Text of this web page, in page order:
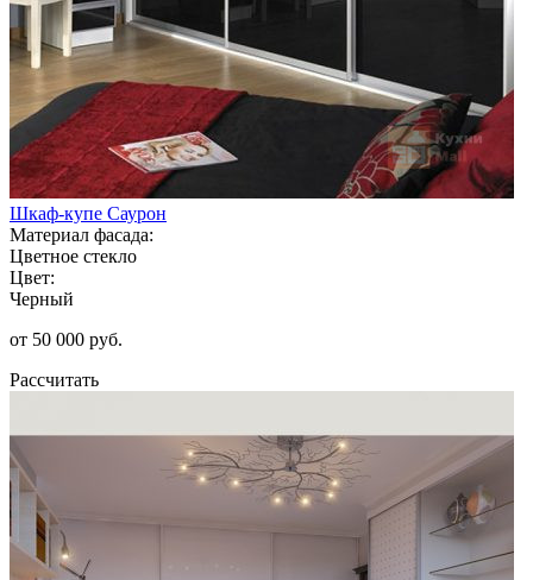
Шкаф-купе Саурон
Материал фасада:
Цветное стекло
Цвет:
Черный
от 50 000 руб.
Рассчитать